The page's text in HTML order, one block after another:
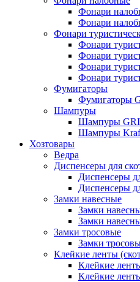
Фонари
Фонари
Фонари
Фонари
Фонари
Фонари
Фонари
Фумигаторы
Фумигаторы
Шампуры
Шампуры
Шампуры
Хозтовары
Ведра
Диспенсеры для
Диспенсеры
Диспенсеры
Замки навесные
Замки
Замки
Замки тросовые
Замки
Клейкие ленты
Клейкие
Клейкие